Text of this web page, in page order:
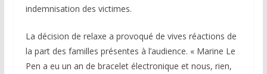
indemnisation des victimes.
La décision de relaxe a provoqué de vives réactions de
la part des familles présentes à l’audience. « Marine Le
Pen a eu un an de bracelet électronique et nous, rien,